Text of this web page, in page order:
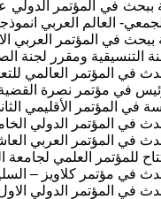
العالم العربي
المؤتمر العربي الاول لعلم النفس –
التنسيقية ومقرر لجنة
في المؤتمر العالمي للتعليم
القضية الكوردية –اربيل 2010،ومقدم لورقة بعنوان
في المؤتمر الأقليمي
في المؤتمر الدولي الخامس
في المؤتمر العربي العاشر
للمؤتمر العلمي لجامعة
في مؤتمر كلاويز –
في المؤتمر الدولي الاول